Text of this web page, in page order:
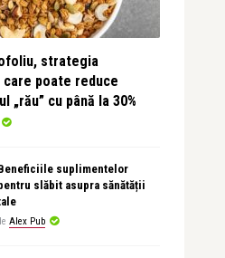
strategia
care poate reduce
„rău” cu până la 30%
suplimentelor
slăbit asupra sănătății
Alex Pub